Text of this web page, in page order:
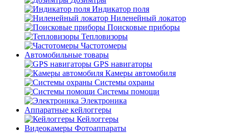
Индикатор поля
Ниленейный локатор
Поисковые приборы
Тепловизоры
Частотомеры
Автомобильные товары
GPS навигаторы
Камеры автомобиля
Системы охраны
Системы помощи
Электроника
Аппаратные кейлоггеры
Кейлоггеры
Видеокамеры Фотоаппараты